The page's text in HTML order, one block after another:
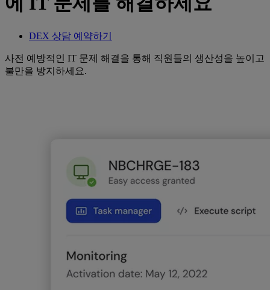
DEX 상담 예약하기
사전 예방적인 IT 문제 해결을 통해 직원들의 생산성을 높이고
불만을 방지하세요.